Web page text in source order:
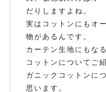
だりしますよね。
実はコットンにもオ
物があるんです。
カーテン生地にもな
コットンについてご
ガニックコットンに
思います。